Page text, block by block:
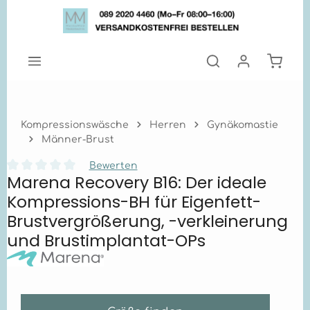
Zum Hauptinhalt springen
Kompressionswäsche Herren
Gynäkomastie
Männer-Brust
Durchschnittliche Bewertung von 0 von 5 Sternen
Bewerten
Marena Recovery B16: Der ideale
Kompressions-BH für Eigenfett-
Brustvergrößerung, -verkleinerung
und Brustimplantat-OPs